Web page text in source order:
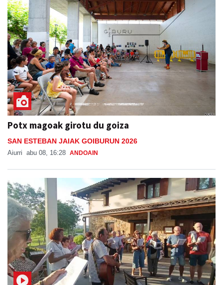
Potx magoak girotu du goiza
SAN ESTEBAN JAIAK GOIBURUN 2026
Aiurri abu 08, 16:28 ANDOAIN